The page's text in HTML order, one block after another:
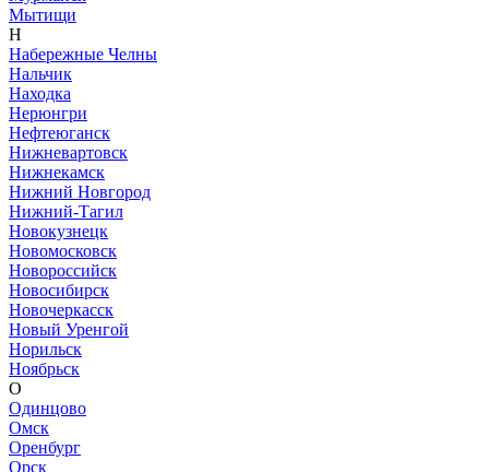
Мытищи
Н
Набережные Челны
Нальчик
Находка
Нерюнгри
Нефтеюганск
Нижневартовск
Нижнекамск
Нижний Новгород
Нижний-Тагил
Новокузнецк
Новомосковск
Новороссийск
Новосибирск
Новочеркасск
Новый Уренгой
Норильск
Ноябрьск
О
Одинцово
Омск
Оренбург
Орск